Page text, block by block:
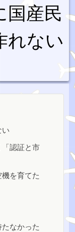
国産民
れない
認証と市
を育てた
なかった